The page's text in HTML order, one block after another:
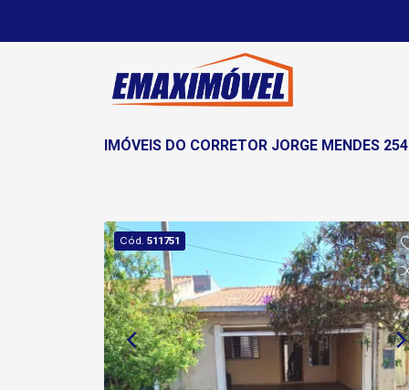
IMÓVEIS DO CORRETOR JORGE MENDES
Cód. 511751